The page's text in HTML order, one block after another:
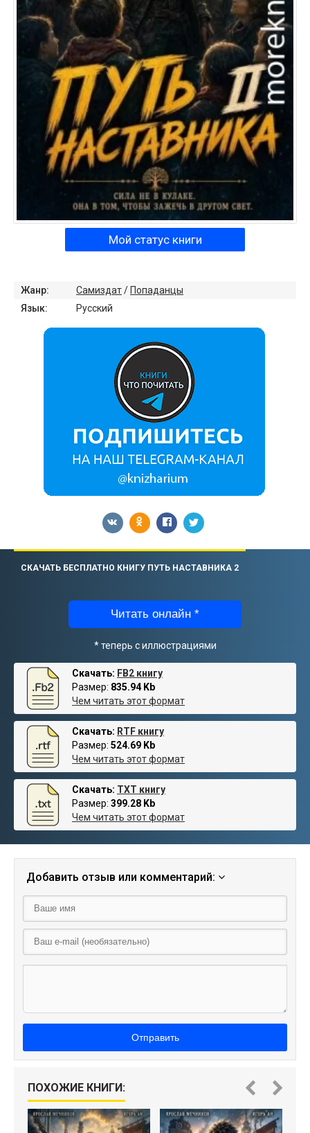
Мой статус книги
Жанр: Самиздат/ Попаданцы
Язык:
Русский
СКАЧАТЬ БЕСПЛАТНО КНИГУ ПУТЬ НАСТАВНИКА 2
Читать онлайн *
* теперь с иллюстрациями
Скачать: FB2 книгу
Размер: 835.94 Kb
Чем читать этот формат
Скачать: RTF книгу
Размер: 524.69 Kb
Чем читать этот формат
Скачать: TXT книгу
Размер: 399.28 Kb
Чем читать этот формат
Добавить отзыв или комментарий:
Отправить
ПОХОЖИЕ КНИГИ: